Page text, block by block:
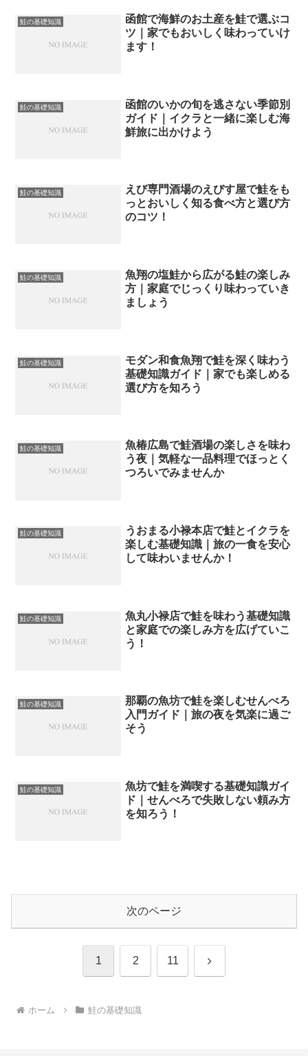
鮭の基礎知識
函館で海鮮のお土産を鮭で選ぶコ
ツ｜家でもおいしく味わっていけ
ます！
鮭の基礎知識
函館のいかの旬を逃さない季節別
ガイド｜イクラと一緒に楽しむ海
鮮旅に出かけよう
鮭の基礎知識
えび専門酒場のえびす屋で鮭をも
っとおいしく知る食べ方と選び方
のコツ！
鮭の基礎知識
魚翔の塩鮭から広がる鮭の楽しみ
方｜家庭でじっくり味わっていき
ましょう
鮭の基礎知識
モダン和食魚翔で鮭を深く味わう
基礎知識ガイド｜家でも楽しめる
選び方を知ろう
鮭の基礎知識
魚椿広島で鮭酒場の楽しさを味わ
う夜｜気軽な一品料理でほっとく
つろいでみませんか
鮭の基礎知識
うおまる小禄本店で鮭とイクラを
楽しむ基礎知識｜旅の一食を安心
して味わいませんか！
鮭の基礎知識
魚丸小禄店で鮭を味わう基礎知識
と家庭での楽しみ方を広げていこ
う！
鮭の基礎知識
那覇の魚坊で鮭を楽しむせんべろ
入門ガイド｜旅の夜を気楽に過ご
そう
鮭の基礎知識
魚坊で鮭を満喫する基礎知識ガイ
ド｜せんべろで失敗しない頼み方
を知ろう！
次のページ
1 2 11 次
ホーム 鮭の基礎知識